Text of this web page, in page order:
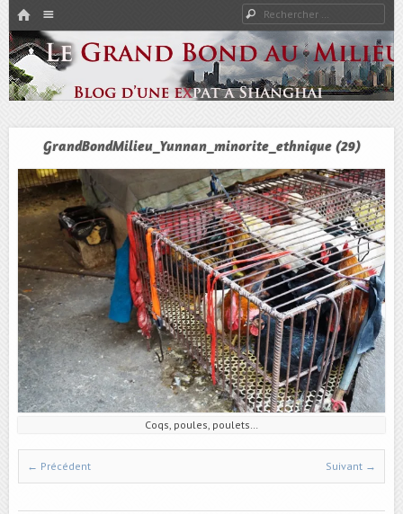
HOME
PASSER AU CONTENU
Rechercher
Le Grand Bond Au Milieu
Expat à Shanghai en famille – Vivre en Chine – Blog
GrandBondMilieu_Yunnan_minorite_ethnique (29)
Coqs, poules, poulets…
← Précédent Suivant →